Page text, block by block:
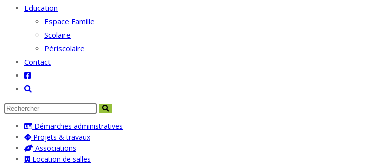
Education
Espace Famille
Scolaire
Périscolaire
Contact
Toggle
website
search
Démarches administratives
Projets & travaux
Associations
Location de salles